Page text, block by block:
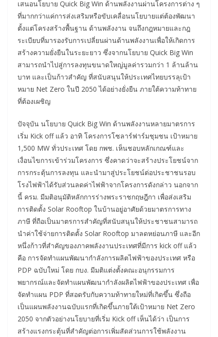
เสนอนโยบาย Quick Big Win ด้านพลังงานผ่านโครงการต่าง ๆ
ที่มากกว่าแค่การส่งเสริมหรือขับเคลื่อนนโยบายแต่ต้องพัฒนา
ตั้งแต่โครงสร้างพื้นฐาน ด้านพลังงาน จนถึงกฎหมายและกฎ
ระเบียบที่มารองรับการเปลี่ยนผ่านด้านพลังงานเพื่อให้เกิดการ
สร้างความยั่งยืนในระยะยาว ซึ่งจากนโยบาย Quick Big Win
สามารถนำไปสู่การลงทุนขนาดใหญ่มูลค่ารวมกว่า 1 ล้านล้าน
บาท และเป็นก้าวสำคัญ ที่สนับสนุนให้ประเทศไทยบรรลุเป้า
หมาย Net Zero ในปี 2050 ได้อย่างยั่งยืน ภายใต้ความท้าทาย
ที่ต้องเผชิญ
ปัจจุบัน นโยบาย Quick Big Win ด้านพลังงานหลายมาตรการ
เริ่ม Kick off แล้ว อาทิ โครงการโซลาร์ฟาร์มชุมชน เป้าหมาย
1,500 MW ทั่วประเทศ โดย กพช. เห็นชอบหลักเกณฑ์และ
เงื่อนไขการเข้าร่วมโครงการ ซึ่งคาดว่าจะสร้างประโยชน์จาก
การกระตุ้นการลงทุน และนำมาสู่ประโยชน์ต่อประชาชนรอบ
โรงไฟฟ้าได้รับส่วนลดค่าไฟฟ้าจากโครงการดังกล่าว นอกจาก
นี้ ครม. มีมติอนุมัติหลักการร่างพระราชกฤษฎีกา เพื่อส่งเสริม
การติดตั้ง Solar Rooftop ในบ้านอยู่อาศัยด้วยมาตรการทาง
ภาษี ที่ถือเป็นมาตรการสำคัญที่สนับสนุนให้ประชาชนสามารถ
นำค่าใช้จ่ายการติดตั้ง Solar Rooftop มาลดหย่อนภาษี และอีก
หนึ่งก้าวที่สำคัญของภาคพลังงานประเทศที่มีการ kick off แล้ว
คือ การจัดทำแผนพัฒนากำลังการผลิตไฟฟ้าของประเทศ หรือ
PDP ฉบับใหม่ โดย กบง. มีมติแต่งตั้งคณะอนุกรรมการ
พยากรณ์และจัดทำแผนพัฒนากำลังผลิตไฟฟ้าของประเทศ เพื่อ
จัดทำแผน PDP ที่สอดรับกับความท้าทายใหม่ที่เกิดขึ้น ซึ่งถือ
เป็นแผนพลังงานฉบับแรกที่เกิดขึ้นภายใต้เป้าหมาย Net Zero
2050 จากตัวอย่างนโยบายที่เริ่ม Kick off เห็นได้ว่า เป็นการ
สร้างแรงกระตุ้นที่สำคัญต่อการเพิ่มสัดส่วนการใช้พลังงาน